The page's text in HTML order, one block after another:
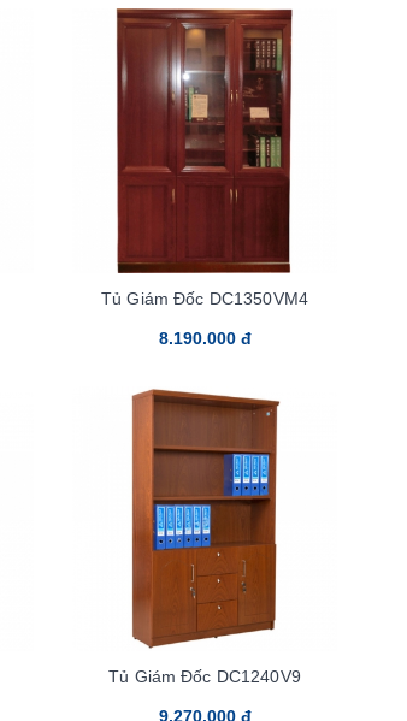
Tủ Giám Đốc DC1350VM4
8.190.000 đ
Tủ Giám Đốc DC1240V9
9.270.000 đ